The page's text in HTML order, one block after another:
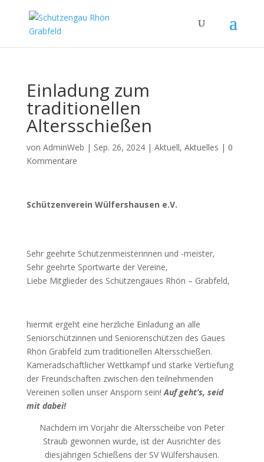
Einladung zum
traditionellen
Altersschießen
von AdminWeb | Sep. 26, 2024| Aktuell, Aktuelles | 0
Kommentare
Schützenverein Wülfershausen e.V.
Sehr geehrte Schützenmeisterinnen und -meister,
Sehr geehrte Sportwarte der Vereine,
Liebe Mitglieder des Schützengaues Rhön – Grabfeld,
hiermit ergeht eine herzliche Einladung an alle
Seniorschützinnen und Seniorenschützen des Gaues
Rhön Grabfeld zum traditionellen Altersschießen.
Kameradschaftlicher Wettkampf und starke Vertiefung
der Freundschaften zwischen den teilnehmenden
Vereinen sollen unser Ansporn sein!Auf geht’s, seid
mit dabei!
Nachdem im Vorjahr die Altersscheibe von Peter
Straub gewonnen wurde, ist der Ausrichter des
diesjährigen Schießens der SV Wülfershausen.